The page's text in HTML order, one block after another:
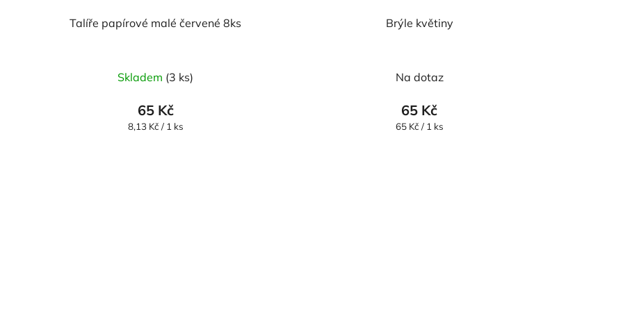
Talíře papírové malé červené 8ks
Skladem (3 ks)
65 Kč
Měrná
8,13 Kč / 1 ks
Brýle květiny
Na dotaz
65 Kč
Měrná
65 Kč / 1 ks